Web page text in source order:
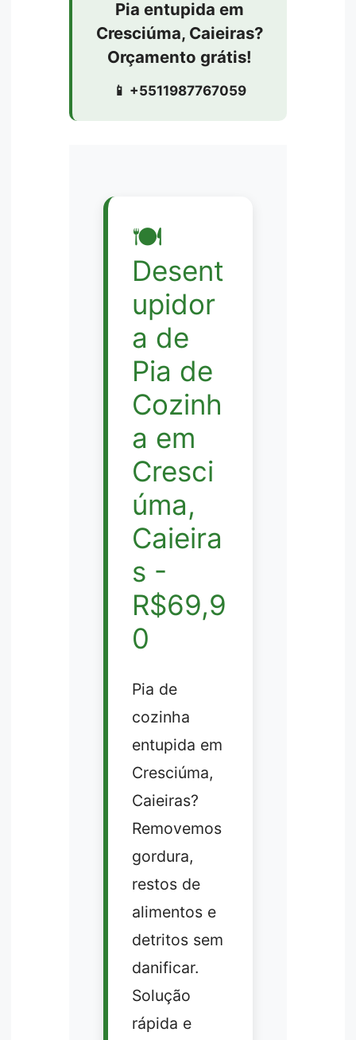
Pia entupida em
Cresciúma, Caieiras?
Orçamento grátis!
📱 +5511987767059
🍽️
Desent
upidor
a de
Pia de
Cozinh
a em
Cresci
úma,
Caieira
s -
R$69,9
0
Pia de
cozinha
entupida em
Cresciúma,
Caieiras?
Removemos
gordura,
restos de
alimentos e
detritos sem
danificar.
Solução
rápida e